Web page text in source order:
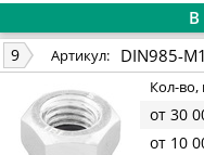
В
9 Артикул: DIN985-
Кол-во,
от 30
от 10